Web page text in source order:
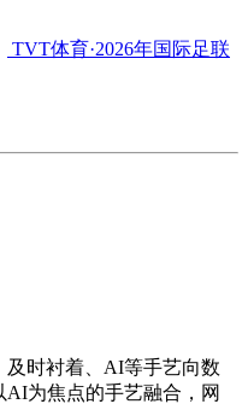
TVT体育·2026年国际足联
时衬着、AI等手艺向数
为焦点的手艺融合，网